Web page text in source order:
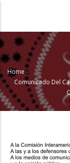
main
content
Home -
Comunicado Del